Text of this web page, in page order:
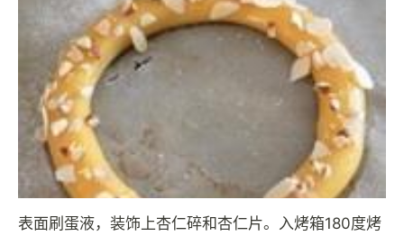
表面刷蛋液，装饰上杏仁碎和杏仁片。入烤箱180度烤